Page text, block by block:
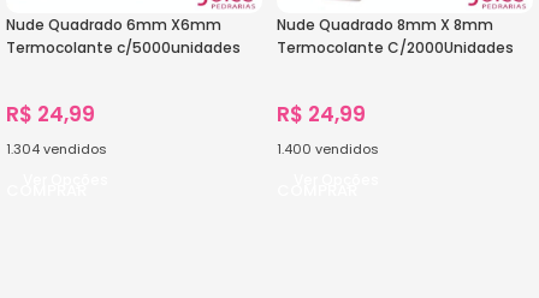
Nude Quadrado 6mm X6mm
Termocolante c/5000unidades
R$ 24,99
1.304vendidos
Nude Quadrado 8mm X 8mm
Termocolante C/2000Unidades
R$ 24,99
1.400 vendidos